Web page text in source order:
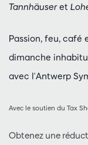
Tannhäuseret
Passion, feu, café
dimanche
avec l'Antwerp
Avec le soutien du Tax
Obtenez une